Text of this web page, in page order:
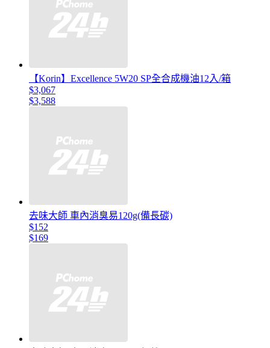
【Korin】Excellence 5W20 SP全合成機油12入/箱
$3,067
$3,588
去味大師 車內消臭易120g(備長碳)
$152
$169